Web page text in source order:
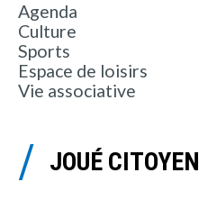
Agenda
Culture
Sports
Espace de loisirs
Vie associative
JOUÉ CITOYEN